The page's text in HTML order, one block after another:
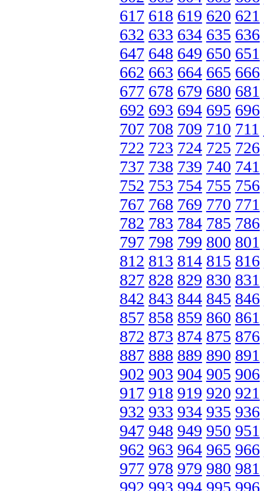
617 618 619 620 621
632 633 634 635 636
647 648 649 650 651
662 663 664 665 666
677 678 679 680 681
692 693 694 695 696
707 708 709 710 711
722 723 724 725 726
737 738 739 740 741
752 753 754 755 756
767 768 769 770 771
782 783 784 785 786
797 798 799 800 801
812 813 814 815 816
827 828 829 830 831
842 843 844 845 846
857 858 859 860 861
872 873 874 875 876
887 888 889 890 891
902 903 904 905 906
917 918 919 920 921
932 933 934 935 936
947 948 949 950 951
962 963 964 965 966
977 978 979 980 981
992 993 994 995 996